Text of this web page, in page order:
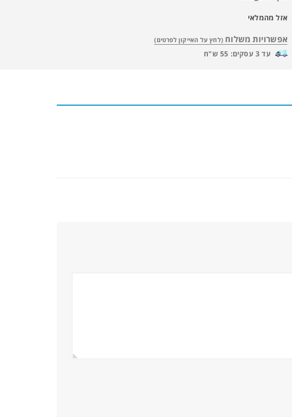
אזל מהמלאי
אפשרויות משלוח (לחץ על האייקון לפרטים)
עד 3 עסקים: 55 ש"ח